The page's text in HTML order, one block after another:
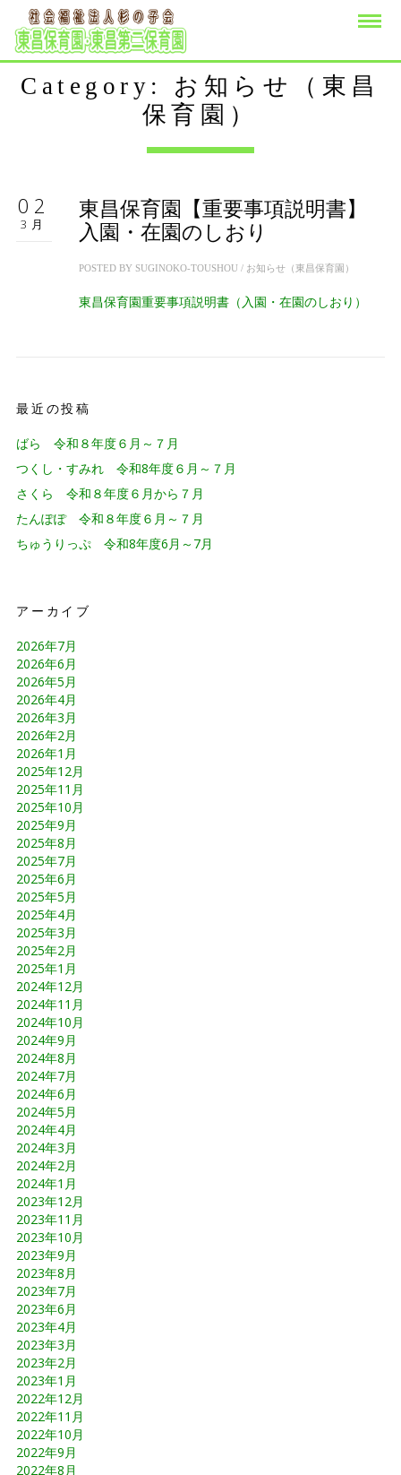
Category: お知らせ（東昌
保育園）
02
3月
東昌保育園【重要事項説明書】
入園・在園のしおり
POSTED BY SUGINOKO-TOUSHOU/ お知らせ（東昌保育園）
東昌保育園重要事項説明書（入園・在園のしおり）
最近の投稿
ばら 令和８年度６月～７月
つくし・すみれ 令和8年度６月～７月
さくら 令和８年度６月から７月
たんぽぽ 令和８年度６月～７月
ちゅうりっぷ 令和8年度6月～7月
アーカイブ
2026年7月
2026年6月
2026年5月
2026年4月
2026年3月
2026年2月
2026年1月
2025年12月
2025年11月
2025年10月
2025年9月
2025年8月
2025年7月
2025年6月
2025年5月
2025年4月
2025年3月
2025年2月
2025年1月
2024年12月
2024年11月
2024年10月
2024年9月
2024年8月
2024年7月
2024年6月
2024年5月
2024年4月
2024年3月
2024年2月
2024年1月
2023年12月
2023年11月
2023年10月
2023年9月
2023年8月
2023年7月
2023年6月
2023年4月
2023年3月
2023年2月
2023年1月
2022年12月
2022年11月
2022年10月
2022年9月
2022年8月